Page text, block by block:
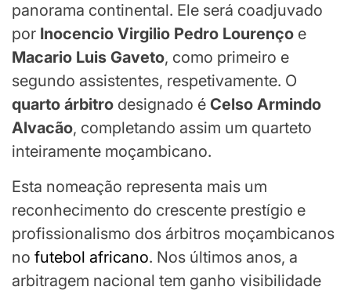
panorama continental. Ele será coadjuvado
por Inocencio Virgilio Pedro Lourenço e
Macario Luis Gaveto, como primeiro e
segundo assistentes, respetivamente. O
quarto árbitro designado é Celso Armindo
Alvacão, completando assim um quarteto
inteiramente moçambicano.
Esta nomeação representa mais um
reconhecimento do crescente prestígio e
profissionalismo dos árbitros moçambicanos
no futebol africano. Nos últimos anos, a
arbitragem nacional tem ganho visibilidade